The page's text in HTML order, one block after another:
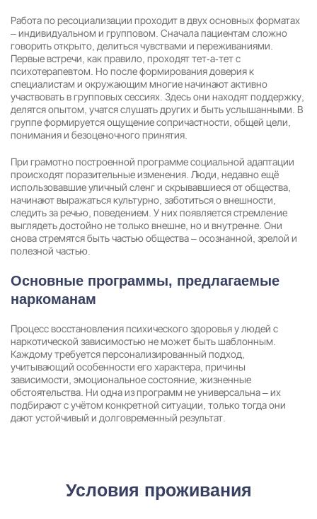
Работа по ресоциализации проходит в двух основных форматах
– индивидуальном и групповом. Сначала пациентам сложно
говорить открыто, делиться чувствами и переживаниями.
Первые встречи, как правило, проходят тет-а-тет с
психотерапевтом. Но после формирования доверия к
специалистам и окружающим многие начинают активно
участвовать в групповых сессиях. Здесь они находят поддержку,
делятся опытом, учатся слушать других и быть услышанными. В
группе формируется ощущение сопричастности, общей цели,
понимания и безоценочного принятия.
При грамотно построенной программе социальной адаптации
происходят поразительные изменения. Люди, недавно ещё
использовавшие уличный сленг и скрывавшиеся от общества,
начинают выражаться культурно, заботиться о внешности,
следить за речью, поведением. У них появляется стремление
выглядеть достойно не только внешне, но и внутренне. Они
снова стремятся быть частью общества – осознанной, зрелой и
полезной частью.
Основные программы, предлагаемые
наркоманам
Процесс восстановления психического здоровья у людей с
наркотической зависимостью не может быть шаблонным.
Каждому требуется персонализированный подход,
учитывающий особенности его характера, причины
зависимости, эмоциональное состояние, жизненные
обстоятельства. Ни одна из программ не универсальна – их
подбирают с учётом конкретной ситуации, только тогда они
дают устойчивый и долговременный результат.
Условия проживания